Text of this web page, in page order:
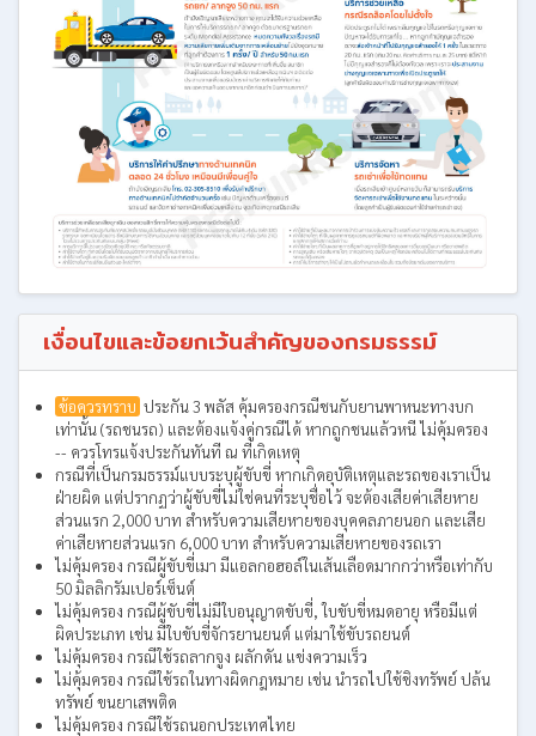
เงื่อนไขและข้อยกเว้นสำคัญของกรมธรรม์
ข้อควรทราบ ประกัน 3 พลัส คุ้มครองกรณีชนกับยานพาหนะทางบก
เท่านั้น (รถชนรถ) และต้องแจ้งคู่กรณีได้ หากถูกชนแล้วหนี ไม่คุ้มครอง
-- ควรโทรแจ้งประกันทันที ณ ที่เกิดเหตุ
กรณีที่เป็นกรมธรรม์แบบระบุผู้ขับขี่ หากเกิดอุบัติเหตุและรถของเราเป็น
ฝ่ายผิด แต่ปรากฏว่าผู้ขับขี่ไม่ใช่คนที่ระบุชื่อไว้ จะต้องเสียค่าเสียหาย
ส่วนแรก 2,000 บาท สำหรับความเสียหายของบุคคลภายนอก และเสีย
ค่าเสียหายส่วนแรก 6,000 บาท สำหรับความเสียหายของรถเรา
ไม่คุ้มครอง กรณีผู้ขับขี่เมา มีแอลกอฮอล์ในเส้นเลือดมากกว่าหรือเท่ากับ
50 มิลลิกรัมเปอร์เซ็นต์
ไม่คุ้มครอง กรณีผู้ขับขี่ไม่มีใบอนุญาตขับขี่, ใบขับขี่หมดอายุ หรือมีแต่
ผิดประเภท เช่น มีใบขับขี่จักรยานยนต์ แต่มาใช้ขับรถยนต์
ไม่คุ้มครอง กรณีใช้รถลากจูง ผลักดัน แข่งความเร็ว
ไม่คุ้มครอง กรณีใช้รถในทางผิดกฎหมาย เช่น นำรถไปใช้ชิงทรัพย์ ปล้น
ทรัพย์ ขนยาเสพติด
ไม่คุ้มครอง กรณีใช้รถนอกประเทศไทย